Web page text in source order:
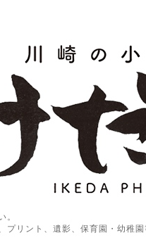
。
リント、遺影、保育園・幼稚